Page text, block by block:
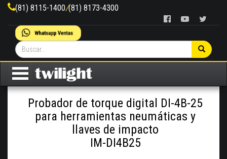
(81) 8115-1400/(81) 8173-4300
Probador de torque digital DI-4B-25
para herramientas neumáticas y
llaves de impacto
IM-DI4B25